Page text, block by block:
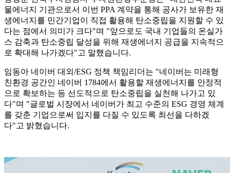
물에너지 기관으로서 이번 PPA 계약을 통해 공사가 보유한 재
생에너지를 민간기업이 직접 활용해 탄소중립을 지원할 수 있
다는 점에서 의미가 크다"며 "앞으로도 국내 기업들의 온실가
스 감축과 탄소중립 달성을 위해 재생에너지 공급을 지속적으
로 확대해 나가겠다"고 말했습니다.
임동아 네이버 대외/ESG 정책 책임리더는 "네이버는 미래형
친환경 공간인 네이버 1784에서 활용할 재생에너지를 안정적
으로 확보하는 등 선도적으로 탄소중립을 실천해 나가고 있
다"며 "글로벌 시장에서 네이버가 최고 수준의 ESG 경영 체계
를 갖춘 기업으로써 입지를 다질 수 있도록 최선을 다하겠
다"고 밝혔습니다.